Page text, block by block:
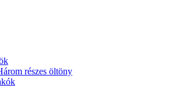
részes öltöny